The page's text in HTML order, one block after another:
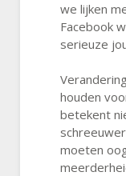
we lijken
Facebook
serieuze
houden
betekent
moeten